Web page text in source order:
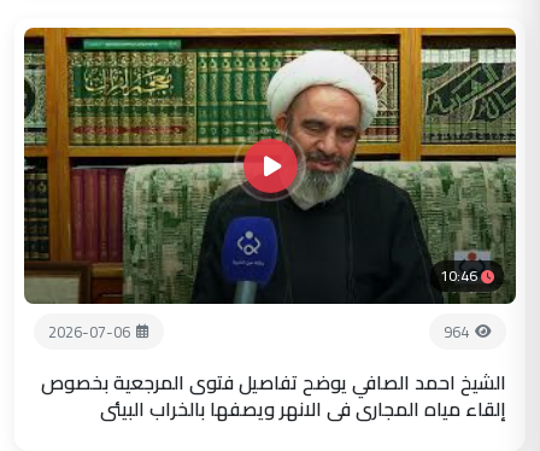
10:46
964
2026-07-06
الشيخ احمد الصافي يوضح تفاصيل فتوى المرجعية بخصوص
إلقاء مياه المجاري في الانهر ويصفها بالخراب البيئي